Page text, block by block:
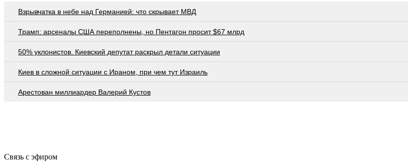
Взрывчатка в небе над Германией: что скрывает МВД
Трамп: арсеналы США переполнены, но Пентагон просит $67 млрд
50% уклонистов. Киевский депутат раскрыл детали ситуации
Киев в сложной ситуации с Ираном, при чем тут Израиль
Арестован миллиардер Валерий Кустов
Связь с эфиром